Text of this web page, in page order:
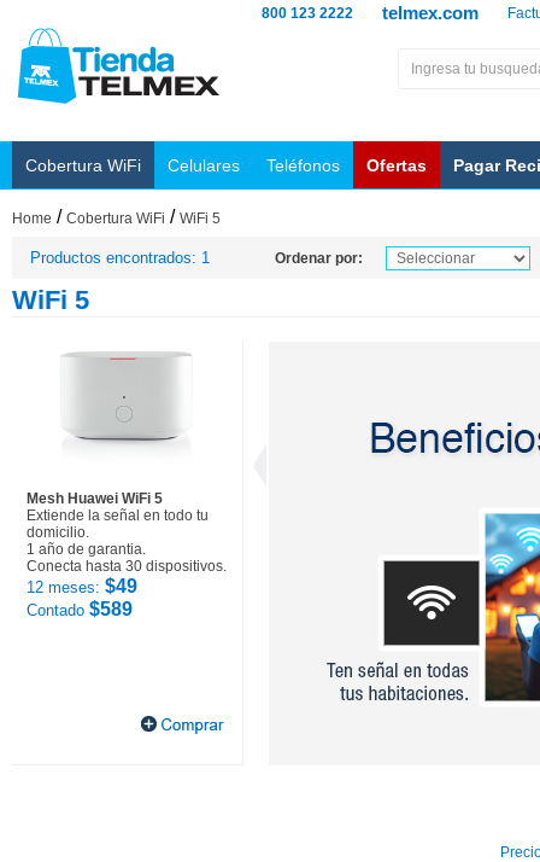
telmex.com
800 123 2222
Cobertura WiFi Celulares Teléfonos Ofertas Pagar
Home / Cobertura WiFi / WiFi 5
Productos encontrados: 1 Ordenar por:
WiFi 5
Mesh Huawei WiFi 5
Extiende la señal en todo tu
domicilio.
1 año de garantia.
Conecta hasta 30 dispositivos.
12 meses: $49
Contado $589